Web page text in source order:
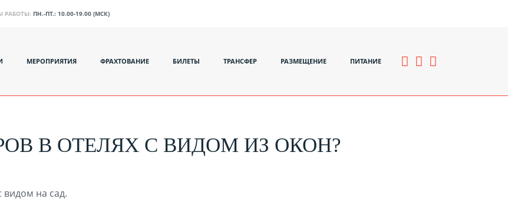
РАБОТЫ: ПН.-ПТ.: 10.00-19.00 (МСК)
МЕРОПРИЯТИЯ ФРАХТОВАНИЕ БИЛЕТЫ ТРАНСФЕР РАЗМЕЩЕНИЕ ПИТАНИЕ
В ОТЕЛЯХ C ВИДОМ ИЗ ОКОН?
видом на сад.